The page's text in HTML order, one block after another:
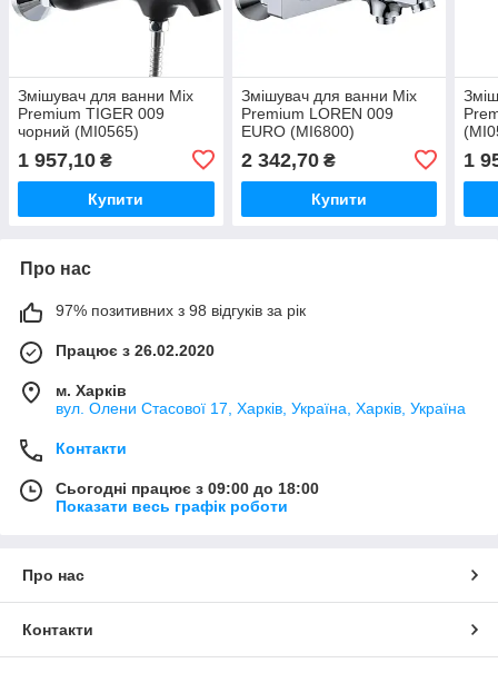
Змішувач для ванни Mix
Premium TIGER 009
чорний (MI0565)
1 957,10 ₴
Купити
Змішувач для ванни Mix
Premium LOREN 009
EURO (MI6800)
2 342,70₴
Купити
1
Про нас
97% позитивних з 98 відгуків за рік
Працює з 26.02.2020
м. Харків
вул. Олени Стасової 17, Харків, Україна, Харків, Україна
Контакти
Сьогодні працює з 09:00 до 18:00
Показати весь графік роботи
Про нас
Контакти